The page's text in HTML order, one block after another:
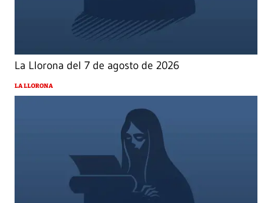
La Llorona del 7 de agosto de 2026
LA LLORONA